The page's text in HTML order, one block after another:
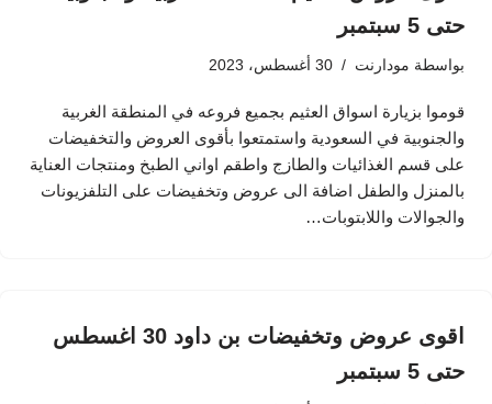
حتى 5 سبتمبر
بواسطة مودارنت 30 أغسطس، 2023
قوموا بزيارة اسواق العثيم بجميع فروعه في المنطقة الغربية
والجنوبية في السعودية واستمتعوا بأقوى العروض والتخفيضات
على قسم الغذائيات والطازج واطقم اواني الطبخ ومنتجات العناية
بالمنزل والطفل اضافة الى عروض وتخفيضات على التلفزيونات
والجوالات واللابتوبات…
اقوى عروض وتخفيضات بن داود 30 اغسطس
حتى 5 سبتمبر